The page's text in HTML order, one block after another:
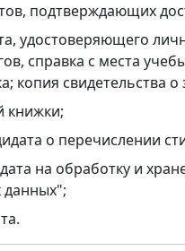
подтверждающих
удостоверяющего
справка с места
копия свидетельства
книжки;
о перечислении
на обработку и